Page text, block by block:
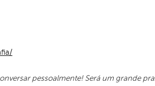
pessoalmente! Será um grande